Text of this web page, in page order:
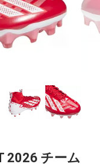
2026 チーム